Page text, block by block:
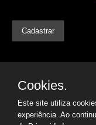
Cookies.
Este site utiliza
experiência. Ao